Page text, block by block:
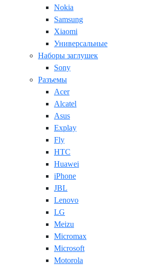
Nokia
Samsung
Xiaomi
Универсальные
Наборы заглушек
Sony
Разъемы
Acer
Alcatel
Asus
Explay
Fly
HTC
Huawei
iPhone
JBL
Lenovo
LG
Meizu
Micromax
Microsoft
Motorola